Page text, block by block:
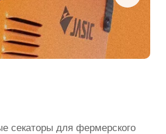
секаторы для фермерского